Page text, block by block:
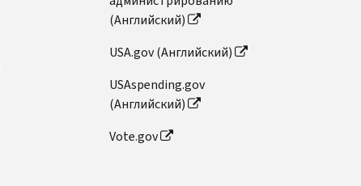
(Английский)
USA.gov (Английский)
USAspending.gov
(Английский)
Vote.gov